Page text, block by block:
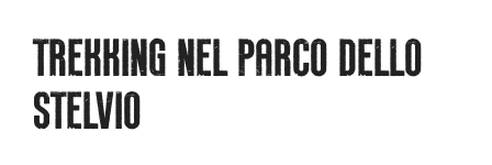
TREKKING NEL PARCO DELLO
STELVIO